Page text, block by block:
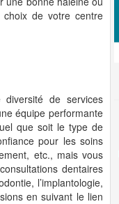
de votre centre
de services
équipe performante
que soit le type de
pour les soins
etc., mais vous
dentaires
l’implantologie,
en suivant le lien